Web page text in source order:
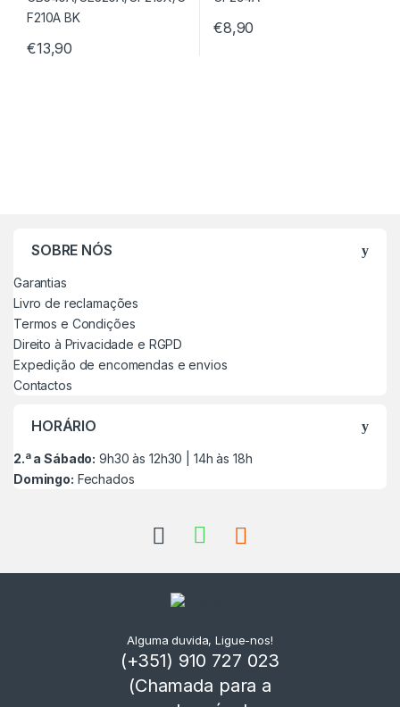
€13,90
€8,90
SOBRE NÓS
Garantias
Livro de reclamações
Termos e Condições
Direito à Privacidade e RGPD
Expedição de encomendas e envios
Contactos
HORÁRIO
2.ª a Sábado: 9h30 às 12h30 | 14h às 18h
Domingo: Fechados
Alguma duvida, Ligue-nos!
(+351) 910 727 023
(Chamada para a